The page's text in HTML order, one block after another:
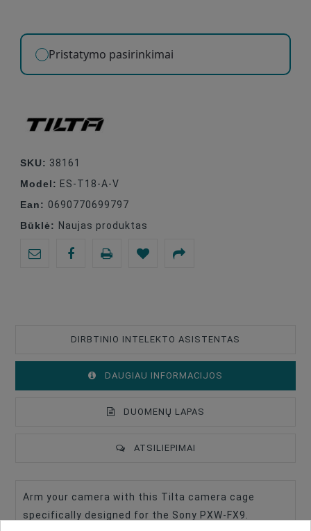
Pristatymo pasirinkimai
SKU: 38161
Model: ES-T18-A-V
Ean: 0690770699797
Būklė: Naujas produktas
DIRBTINIO INTELEKTO ASISTENTAS
DAUGIAU INFORMACIJOS
DUOMENŲ LAPAS
ATSILIEPIMAI
Type Of Product Camera Cage
Arm your camera with this Tilta camera cage
specifically designed for the Sony PXW-FX9.